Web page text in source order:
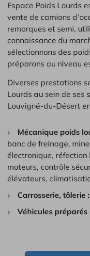
Espace Poids Lourds
vente de camions
remorques et semi,
connaissance du
sélectionnons des
préparons au niveau
Diverses prestations
Lourds au sein de ses
Louvigné-du-Désert
Mécanique poids
banc de freinage,
électronique,
moteurs, contrôle
élévateurs,
Carrosserie, tôlerie :
Véhicules préparés